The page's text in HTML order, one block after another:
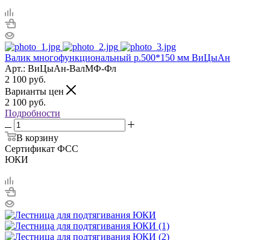
Валик многофункциональный р.500*150 мм ВиЦыАн
Арт.: ВиЦыАн-ВалМФ-Фл
2 100 руб.
Варианты цен
2 100 руб.
Подробности
В корзину
Сертификат ФСС
ЮКИ